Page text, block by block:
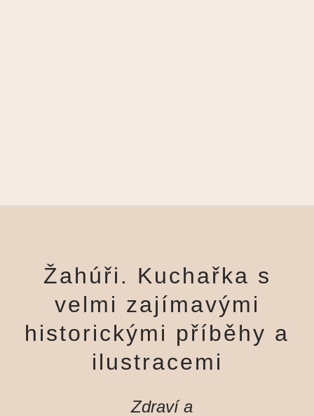
Žahúři. Kuchařka s
velmi zajímavými
historickými příběhy a
ilustracemi
Zdraví a